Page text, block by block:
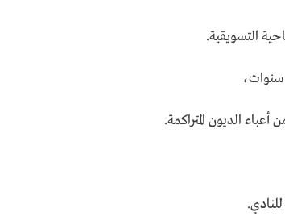
التسويقية.
سنوات،
الديون المتراكمة.